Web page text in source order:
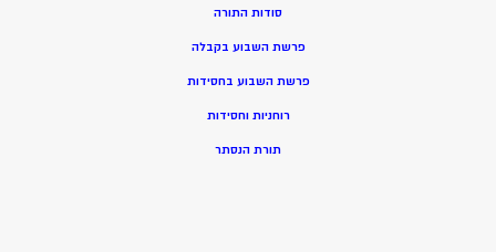
סודות התורה
פרשת השבוע בקבלה
פרשת השבוע בחסידות
רוחניות וחסידות
תורת הנסתר